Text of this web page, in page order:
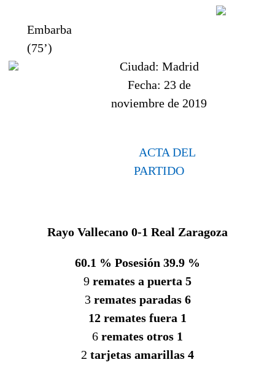
Embarba
(75’)
Ciudad: Madrid
Fecha: 23 de
noviembre de 2019
ACTA DEL
PARTIDO
Rayo Vallecano 0-1 Real Zaragoza
60.1 % Posesión 39.9 %
9 remates a puerta 5
3 remates paradas 6
12 remates fuera 1
6 remates otros 1
2 tarjetas amarillas 4